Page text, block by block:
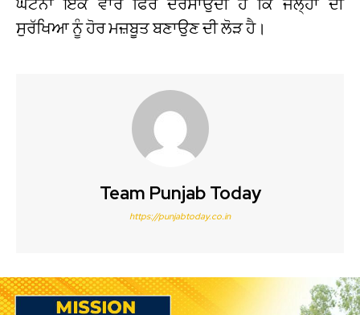
ਸੁਰੱਖਿਆ ਨੂੰ ਹੋਰ ਮਜ਼ਬੂਤ ਬਣਾਉਣ ਦੀ ਲੋੜ ਹੈ।
Team Punjab Today
https://punjabtoday.co.in